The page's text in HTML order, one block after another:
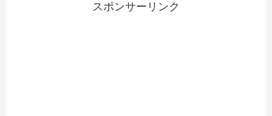
スポンサーリンク